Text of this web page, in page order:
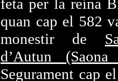
feta per la reina
quan cap el 582
monestir de
d’Autun
Segurament cap